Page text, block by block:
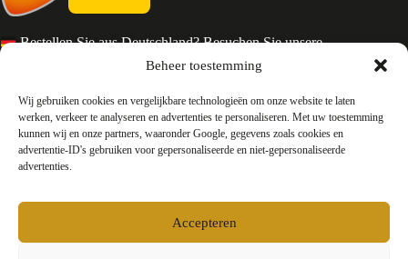
Beheer toestemming
Wij gebruiken cookies en vergelijkbare technologieën om onze website te laten
werken, verkeer te analyseren en advertenties te personaliseren. Met uw toestemming
kunnen wij en onze partners, waaronder Google, gegevens zoals cookies en
advertentie-ID's gebruiken voor gepersonaliseerde en niet-gepersonaliseerde
advertenties.
Accepteren
Bestellen Sie aus Deutschland? Besuchen Sie unsere
Services en Contact
Algemene voorwaarden
Retourneren
Privacy
Contact